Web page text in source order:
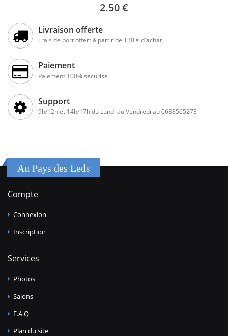
2.50 €
Livraison offerte
Frais de port offert à partir de 130 € d'achat
Paiement
Paiement 100% sécurisé
Support
9h/12h et 14h/17h du Lundi au Vendredi au 0688565273
Au Pays des Leds
Compte
Connexion
Inscription
Services
Photos
Salons
F.A.Q
Plan du site